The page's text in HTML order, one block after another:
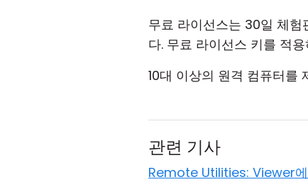
무료 라이선스는 30일 체험
다. 무료 라이선스 키를 적
10대 이상의 원격 컴퓨터
관련 기사
Remote Utilities: Viewer